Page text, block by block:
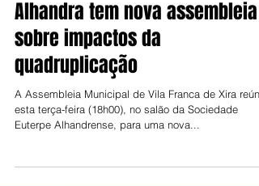
27 de mai. de 2025
Alhandra tem nova assembleia
sobre impactos da
quadruplicação
A Assembleia Municipal de Vila Franca de Xira